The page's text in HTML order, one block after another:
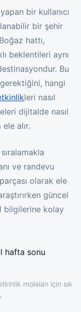
bir kullanıcı
bir şehir
hattı,
beklentileri aynı
Bu
hangi
leri nasıl
dijitalde nasıl
alır.
ve randevu
olarak ele
güncel
bilgilerine kolay
molaları için sık
.